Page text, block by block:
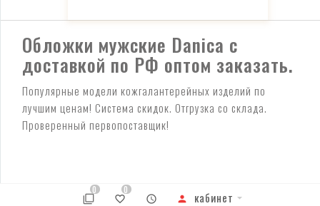
Обложки мужские Danica с
доставкой по РФ оптом заказать.
Популярные модели кожгалантерейных изделий по
лучшим ценам! Система скидок. Отгрузка со склада.
Проверенный первопоставщик!
0 0 кабинет